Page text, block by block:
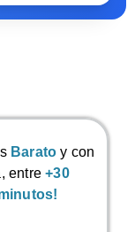
Barato y con
entre+30